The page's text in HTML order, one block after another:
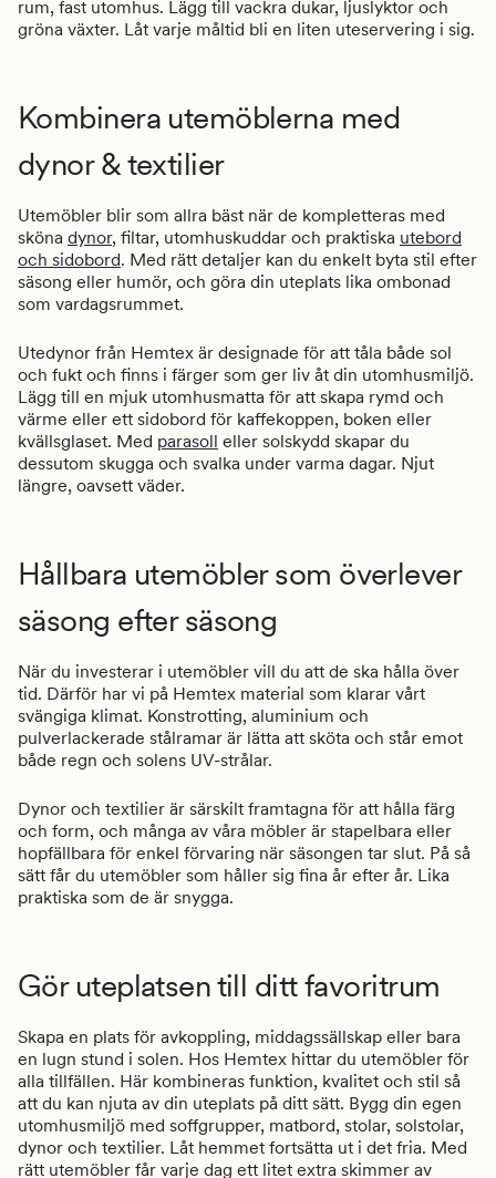
rum, fast utomhus. Lägg till vackra dukar, ljuslyktor och
gröna växter. Låt varje måltid bli en liten uteservering i sig.
Kombinera utemöblerna med
dynor & textilier
Utemöbler blir som allra bäst när de kompletteras med
sköna dynor, filtar, utomhuskuddar och praktiska utebord
och sidobord. Med rätt detaljer kan du enkelt byta stil efter
säsong eller humör, och göra din uteplats lika ombonad
som vardagsrummet.
Utedynor från Hemtex är designade för att tåla både sol
och fukt och finns i färger som ger liv åt din utomhusmiljö.
Lägg till en mjuk utomhusmatta för att skapa rymd och
värme eller ett sidobord för kaffekoppen, boken eller
kvällsglaset. Med parasoll eller solskydd skapar du
dessutom skugga och svalka under varma dagar. Njut
längre, oavsett väder.
Hållbara utemöbler som överlever
säsong efter säsong
När du investerar i utemöbler vill du att de ska hålla över
tid. Därför har vi på Hemtex material som klarar vårt
svängiga klimat. Konstrotting, aluminium och
pulverlackerade stålramar är lätta att sköta och står emot
både regn och solens UV-strålar.
Dynor och textilier är särskilt framtagna för att hålla färg
och form, och många av våra möbler är stapelbara eller
hopfällbara för enkel förvaring när säsongen tar slut. På så
sätt får du utemöbler som håller sig fina år efter år. Lika
praktiska som de är snygga.
Gör uteplatsen till ditt favoritrum
Skapa en plats för avkoppling, middagssällskap eller bara
en lugn stund i solen. Hos Hemtex hittar du utemöbler för
alla tillfällen. Här kombineras funktion, kvalitet och stil så
att du kan njuta av din uteplats på ditt sätt. Bygg din egen
utomhusmiljö med soffgrupper, matbord, stolar, solstolar,
dynor och textilier. Låt hemmet fortsätta ut i det fria. Med
rätt utemöbler får varje dag ett litet extra skimmer av